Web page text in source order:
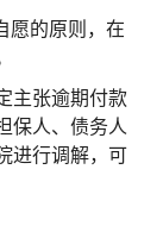
愿的原则，在
主张逾期付款
保人、债务人
进行调解，可